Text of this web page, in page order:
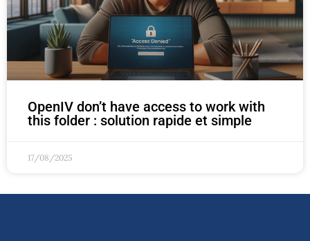
OpenIV don’t have access to work with
this folder : solution rapide et simple
17/08/2025